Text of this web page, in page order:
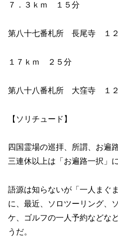
７．３ｋｍ １５分
第八十七番札所 長尾寺 １２
１７ｋｍ ２５分
第八十八番札所 大窪寺 １
【ソリチュード】
四国霊場の巡拝、所謂、お遍
三連休以上は「お遍路一択」
語源は知らないが「一人まぐ
に、最近、ソロツーリング、
ケ、ゴルフの一人予約などな
うだ。